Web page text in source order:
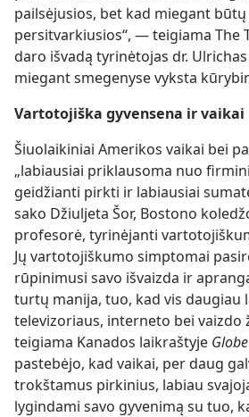
pailsėjusios, bet kad miegant
persitvarkiusios“, — teigiama The
daro išvadą tyrinėtojas dr.
miegant smegenyse vyksta
Vartotojiška gyvensena ir vaikai
Šiuolaikiniai Amerikos vaikai bei
„labiausiai priklausoma nuo
geidžianti pirkti ir labiausiai
sako Džiuljeta Šor, Bostono
profesorė, tyrinėjanti
Jų vartotojiškumo simptomai
rūpinimusi savo išvaizda ir
turtų manija, tuo, kad vis daugiau
televizoriaus, interneto bei vaizdo
teigiama Kanados laikraštyje
pastebėjo, kad vaikai, per daug
trokštamus pirkinius, labiau
lygindami savo gyvenimą su tuo,